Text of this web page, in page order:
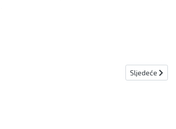
Sljedeći
Sljedeće